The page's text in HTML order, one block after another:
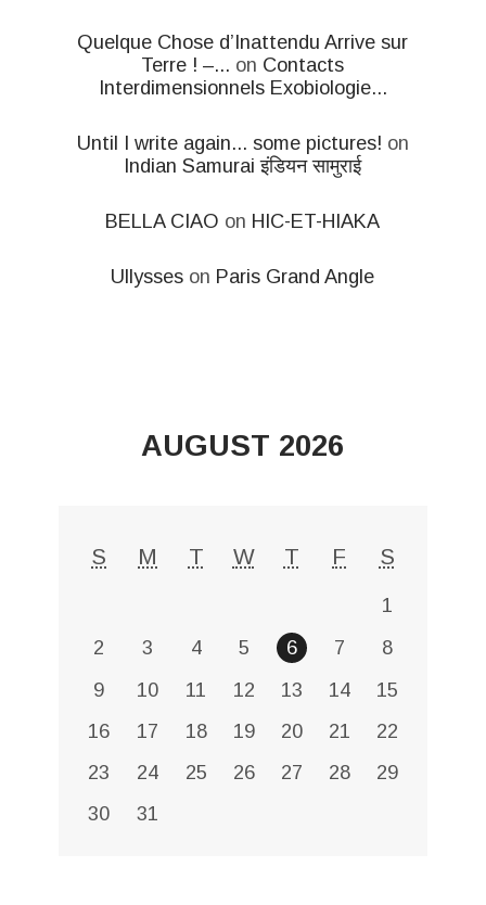
Quelque Chose d’Inattendu Arrive sur
Terre ! –... on Contacts
Interdimensionnels Exobiologie...
Until I write again... some pictures! on
Indian Samurai इंडियन सामुराई
BELLA CIAO on HIC-ET-HIAKA
Ullysses on Paris Grand Angle
AUGUST 2026
S M T W T F S
1
2
3 4 5 6 7
8
9
10 11 12 13 14
15
16
17 18 19 20 21
22
23
24 25 26 27 28
29
30
31